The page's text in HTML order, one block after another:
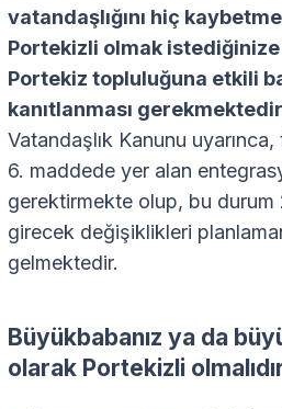
vatandaşlığını hiç
Portekizli olmak
Portekiz topluluğuna etkili
kanıtlanması
Vatandaşlık Kanunu
6. maddede yer alan
gerektirmekte olup, bu durum
girecek değişiklikleri
gelmektedir.
Büyükbabanız ya da
olarak Portekizli